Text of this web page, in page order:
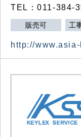
TEL：011-384-
販売可 工
http://